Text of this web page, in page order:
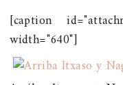
[caption
width="640"]